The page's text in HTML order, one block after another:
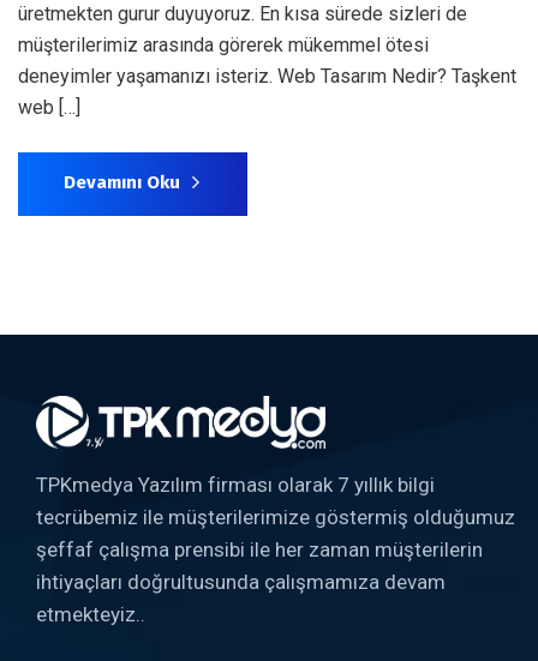
üretmekten gurur duyuyoruz. En kısa sürede sizleri de
müşterilerimiz arasında görerek mükemmel ötesi
deneyimler yaşamanızı isteriz. Web Tasarım Nedir? Taşkent
web […]
Devamını Oku
TPKmedya Yazılım firması olarak 7 yıllık bilgi
tecrübemiz ile müşterilerimize göstermiş olduğumuz
şeffaf çalışma prensibi ile her zaman müşterilerin
ihtiyaçları doğrultusunda çalışmamıza devam
etmekteyiz..